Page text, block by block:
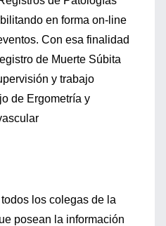
en forma on-line
Con esa finalidad
de Muerte Súbita
y trabajo
de Ergometría y
los colegas de la
posean la información